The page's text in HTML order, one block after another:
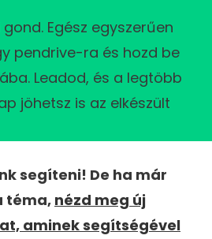
Egész egyszerűen
pendrive-ra és hozd be
Leadod, és a legtöbb
jöhetsz is az elkészült
segíteni! De ha már
téma, nézd meg új
aminek segítségével